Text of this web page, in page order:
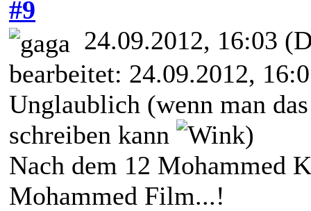
#9
24.09.2012, 16:03
bearbeitet: 24.09.2012,
Unglaublich (wenn man
schreiben kann
)
Nach dem 12 Mohammed
Mohammed Film...!